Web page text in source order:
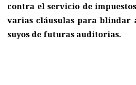
contra el servicio de
varias cláusulas para blindar
suyos de futuras auditorias.